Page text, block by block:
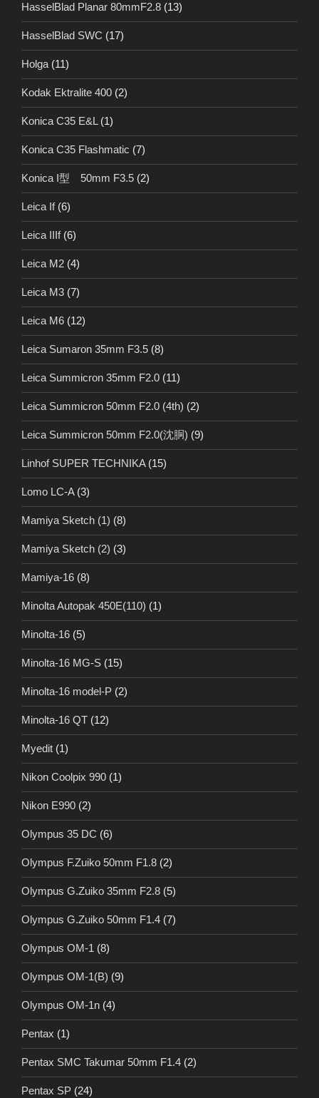
HasselBlad Planar 80mmF2.8 (13)
HasselBlad SWC (17)
Holga(11)
Kodak Ektralite 400 (2)
Konica C35 E&L(1)
Konica C35 Flashmatic (7)
Konica I型 50mm F3.5 (2)
Leica If(6)
Leica IIIf(6)
Leica M2 (4)
Leica M3 (7)
Leica M6 (12)
Leica Sumaron 35mm F3.5 (8)
Leica Summicron 35mm F2.0 (11)
Leica Summicron 50mm F2.0 (4th) (2)
Leica Summicron 50mm F2.0(沈胴) (9)
Linhof SUPER TECHNIKA(15)
Lomo LC-A(3)
Mamiya Sketch (1) (8)
Mamiya Sketch (2) (3)
Mamiya-16 (8)
Minolta Autopak 450E(110) (1)
Minolta-16 (5)
Minolta-16 MG-S (15)
Minolta-16 model-P (2)
Minolta-16 QT (12)
Myedit (1)
Nikon Coolpix 990 (1)
Nikon E990 (2)
Olympus 35 DC (6)
Olympus F.Zuiko 50mm F1.8 (2)
Olympus G.Zuiko 35mm F2.8 (5)
Olympus G.Zuiko 50mm F1.4 (7)
Olympus OM-1 (8)
Olympus OM-1(B) (9)
Olympus OM-1n (4)
Pentax (1)
Pentax SMC Takumar 50mm F1.4 (2)
Pentax SP (24)